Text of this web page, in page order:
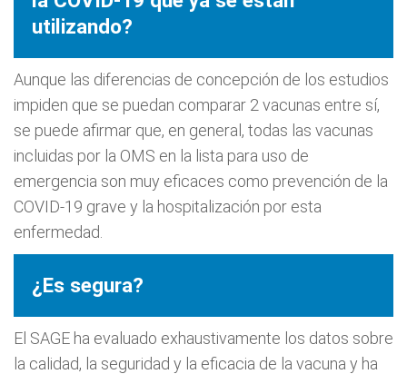
utilizando?
Aunque las diferencias de concepción de los estudios
impiden que se puedan comparar 2 vacunas entre sí,
se puede afirmar que, en general, todas las vacunas
incluidas por la OMS en la lista para uso de
emergencia son muy eficaces como prevención de la
COVID-19 grave y la hospitalización por esta
enfermedad.
¿Es segura?
El SAGE ha evaluado exhaustivamente los datos sobre
la calidad, la seguridad y la eficacia de la vacuna y ha